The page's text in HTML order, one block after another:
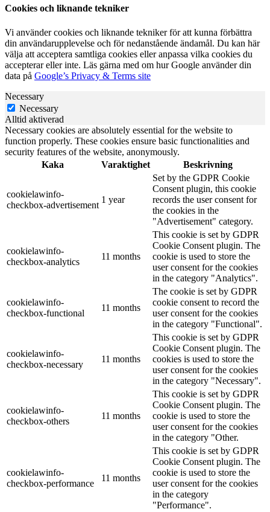
Cookies och liknande tekniker
Vi använder cookies och liknande tekniker för att kunna förbättra
din användarupplevelse och för nedanstående ändamål. Du kan här
välja att acceptera samtliga cookies eller anpassa vilka cookies du
accepterar eller inte. Läs gärna med om hur Google använder din
data på Google’s Privacy & Terms site
Necessary
Necessary
Alltid aktiverad
Necessary cookies are absolutely essential for the website to
function properly. These cookies ensure basic functionalities and
security features of the website, anonymously.
Kaka
Varaktighet Beskrivning
cookielawinfo-
checkbox-advertisement
1 year
Set by the GDPR Cookie
Consent plugin, this cookie
records the user consent for
the cookies in the
"Advertisement" category.
cookielawinfo-
checkbox-analytics
11 months
This cookie is set by GDPR
Cookie Consent plugin. The
cookie is used to store the
user consent for the cookies
in the category "Analytics".
cookielawinfo-
checkbox-functional
11 months
The cookie is set by GDPR
cookie consent to record the
user consent for the cookies
in the category "Functional".
cookielawinfo-
checkbox-necessary
11 months
This cookie is set by GDPR
Cookie Consent plugin. The
cookies is used to store the
user consent for the cookies
in the category "Necessary".
cookielawinfo-
checkbox-others
11 months
This cookie is set by GDPR
Cookie Consent plugin. The
cookie is used to store the
user consent for the cookies
in the category "Other.
cookielawinfo-
checkbox-performance
11 months
This cookie is set by GDPR
Cookie Consent plugin. The
cookie is used to store the
user consent for the cookies
in the category
"Performance".